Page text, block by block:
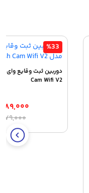
%33
Cam Wifi V2